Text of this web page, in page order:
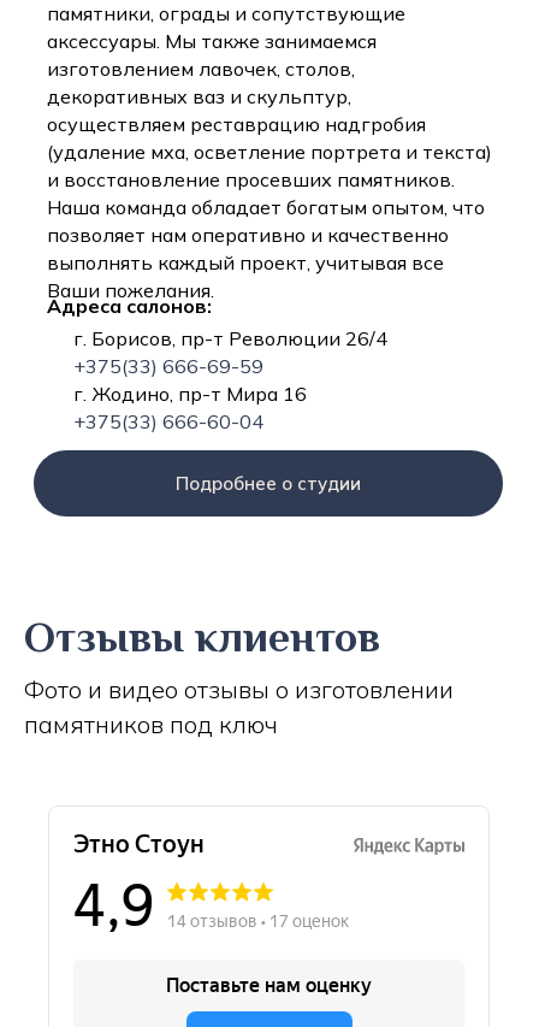
памятники, ограды и сопутствующие
аксессуары. Мы также занимаемся
изготовлением лавочек, столов,
декоративных ваз и скульптур,
осуществляем реставрацию надгробия
(удаление мха, осветление портрета и текста)
и восстановление просевших памятников.
Наша команда обладает богатым опытом, что
позволяет нам оперативно и качественно
выполнять каждый проект, учитывая все
Ваши пожелания.
Адреса салонов:
г. Борисов, пр-т Революции 26/4
+375(33) 666-69-59
г. Жодино, пр-т Мира 16
+375(33) 666-60-04
Подробнее о студии
Отзывы клиентов
Фото и видео отзывы о изготовлении
памятников под ключ